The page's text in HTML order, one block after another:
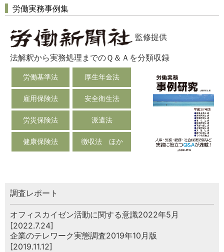
労働実務事例集
監修提供
法解釈から実務処理までのＱ＆Ａを分類収録
労働基準法 厚生年金法
雇用保険法 安全衛生法
労災保険法 派遣法
健康保険法 徴収法 ほか
調査レポート
オフィスカイゼン活動に関する意識2022年5月
[2022.7.24]
企業のテレワーク実態調査2019年10月版
[2019.11.12]